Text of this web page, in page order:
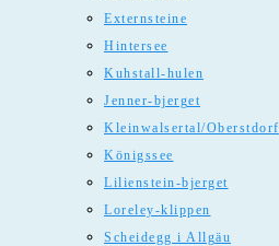
Externsteine
Hintersee
Kuhstall-hulen
Jenner-bjerget
Kleinwalsertal/Oberstdorf
Königssee
Lilienstein-bjerget
Loreley-klippen
Scheidegg i Allgäu